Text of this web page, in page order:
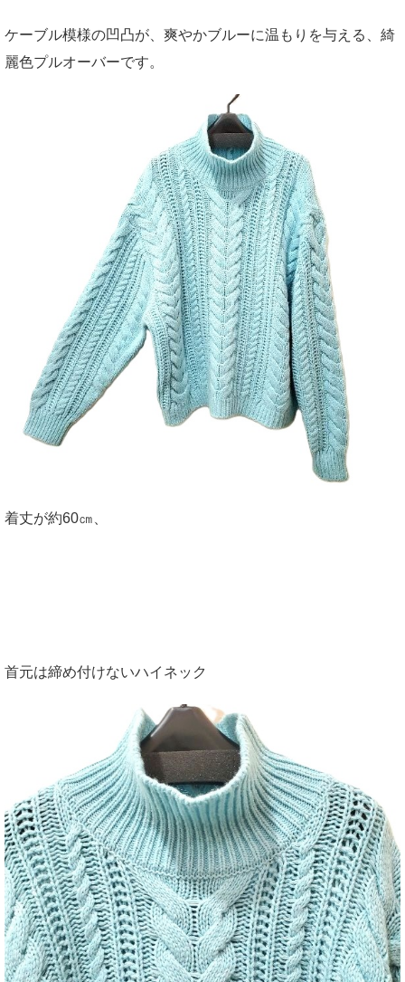
ケーブル模様の凹凸が、爽やかブルーに温もりを与える、綺
麗色プルオーバーです。
着丈が約60㎝、
首元は締め付けないハイネック